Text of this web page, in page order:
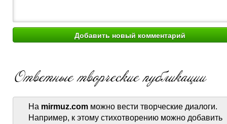
На mirmuz.com можно вести творческие диалоги.
Например, к этому стихотворению можно добавить